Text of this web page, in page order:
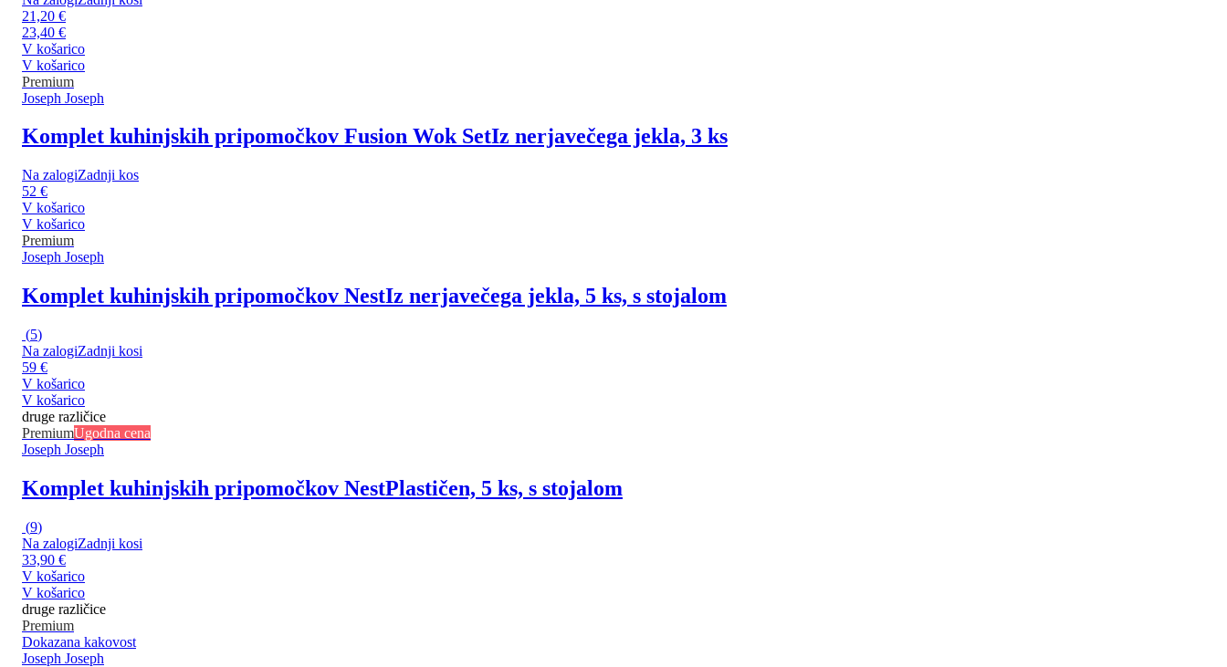
21,20 €
23,40 €
V košarico
V košarico
Premium
Joseph Joseph
Komplet kuhinjskih pripomočkov Fusion Wok SetIz nerjavečega jekla, 3 ks
Na zalogiZadnji kos
52 €
V košarico
V košarico
Premium
Joseph Joseph
Komplet kuhinjskih pripomočkov NestIz nerjavečega jekla, 5 ks, s stojalom
(5)
Na zalogiZadnji kosi
59 €
V košarico
V košarico
druge različice
PremiumUgodna cena
Joseph Joseph
Komplet kuhinjskih pripomočkov NestPlastičen, 5 ks, s stojalom
(9)
Na zalogiZadnji kosi
33,90 €
V košarico
V košarico
druge različice
Premium
Dokazana kakovost
Joseph Joseph